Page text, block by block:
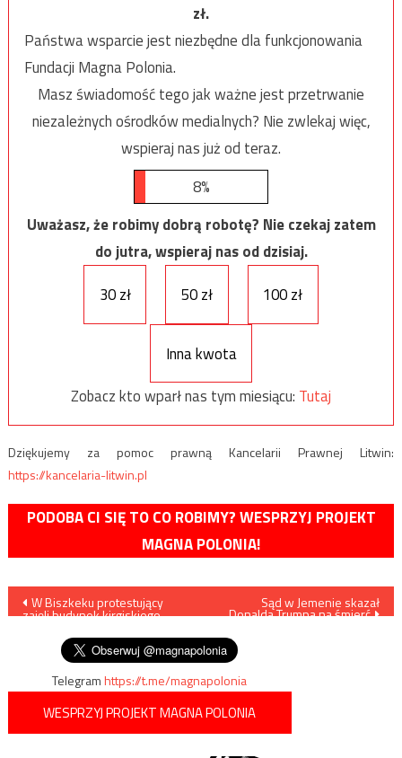
zł.
Państwa wsparcie jest niezbędne dla funkcjonowania
Fundacji Magna Polonia.
Masz świadomość tego jak ważne jest przetrwanie
niezależnych ośrodków medialnych? Nie zwlekaj więc,
wspieraj nas już od teraz.
8%
Uważasz, że robimy dobrą robotę? Nie czekaj zatem
do jutra, wspieraj nas od dzisiaj.
30 zł
50 zł 100 zł
Inna kwota
Zobacz kto wparł nas tym miesiącu: Tutaj
Dziękujemy za pomoc prawną Kancelarii Prawnej Litwin:
https://kancelaria-litwin.pl
PODOBA CI SIĘ TO CO ROBIMY? WESPRZYJ PROJEKT
MAGNA POLONIA!
Nawigacja
wpisu
W Biszkeku protestujący
zajęli budynek kirgiskiego
Sąd w Jemenie skazał
Donalda Trumpa na śmierć
Telegramhttps://t.me/magnapolonia
WESPRZYJ PROJEKT MAGNA POLONIA